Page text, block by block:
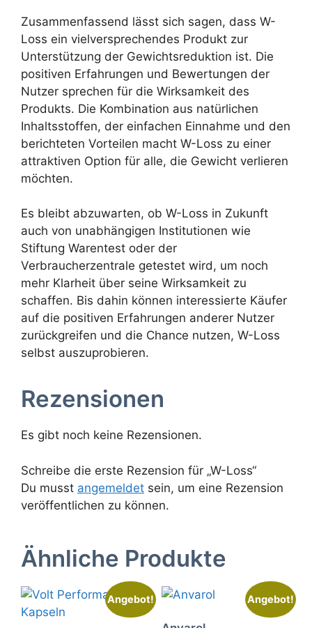
Zusammenfassend lässt sich sagen, dass W-
Loss ein vielversprechendes Produkt zur
Unterstützung der Gewichtsreduktion ist. Die
positiven Erfahrungen und Bewertungen der
Nutzer sprechen für die Wirksamkeit des
Produkts. Die Kombination aus natürlichen
Inhaltsstoffen, der einfachen Einnahme und den
berichteten Vorteilen macht W-Loss zu einer
attraktiven Option für alle, die Gewicht verlieren
möchten.
Es bleibt abzuwarten, ob W-Loss in Zukunft
auch von unabhängigen Institutionen wie
Stiftung Warentest oder der
Verbraucherzentrale getestet wird, um noch
mehr Klarheit über seine Wirksamkeit zu
schaffen. Bis dahin können interessierte Käufer
auf die positiven Erfahrungen anderer Nutzer
zurückgreifen und die Chance nutzen, W-Loss
selbst auszuprobieren.
Rezensionen
Es gibt noch keine Rezensionen.
Schreibe die erste Rezension für „W-Loss“
Du musst angemeldet sein, um eine Rezension
veröffentlichen zu können.
Ähnliche Produkte
Angebot! Angebot!